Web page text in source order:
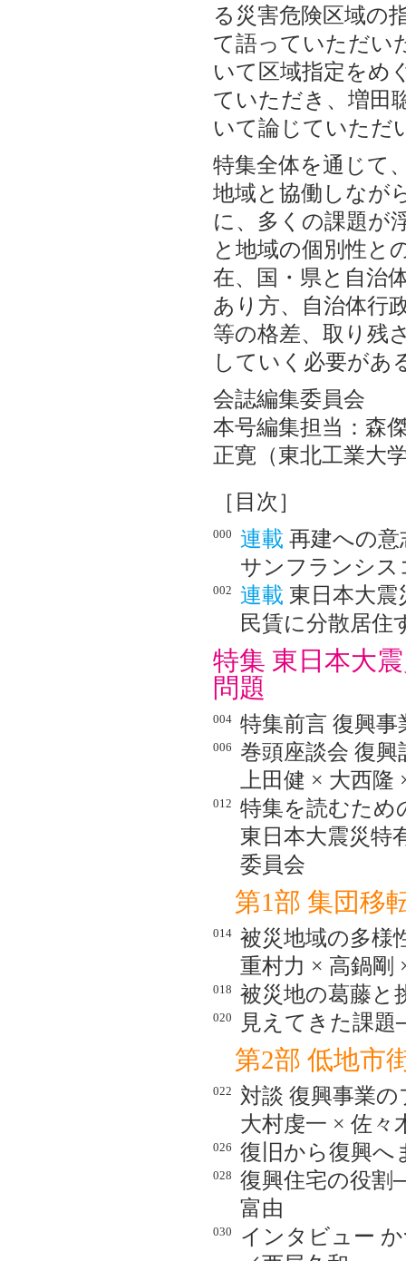
る災害危険区域の
て語っていただい
いて区域指定をめ
ていただき、増田
いて論じていただ
特集全体を通じて
地域と協働しなが
に、多くの課題が
と地域の個別性と
在、国・県と自治
あり方、自治体行
等の格差、取り残
していく必要があ
会誌編集委員会
本号編集担当：森
正寛（東北工業大
［目次］
000 連載 再建への意
サンフランシス
002 連載 東日本大
民賃に分散居住
特集 東日本大
問題
004 特集前言 復興
006
巻頭座談会 復
上田健 × 大西
012
特集を読むため
東日本大震災特
委員会
第1部 集団移
014
被災地域の多様
重村力 × 高鍋剛
018 被災地の葛藤と
020 見えてきた課
第2部 低地市
022
対談 復興事業
大村虔一 × 佐々
026 復旧から復興へ
028
復興住宅の役割
富由
030
インタビュー